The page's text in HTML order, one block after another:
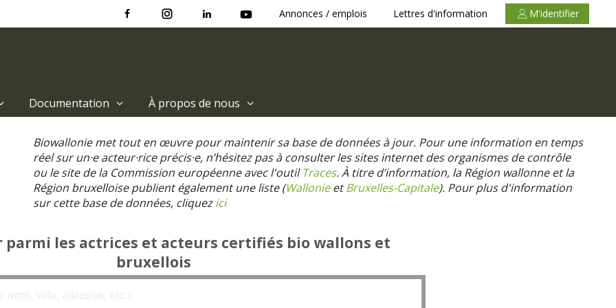
Annonces / emplois Lettres d'information M'identifier
Documentation À propos de nous
Biowallonie met tout en œuvre pour maintenir sa base de données à jour. Pour une information en temps
réel sur un·e acteur·rice précis·e, n’hésitez pas à consulter les sites internet des organismes de contrôle
ou le site de la Commission européenne avec l'outilTraces. À titre d’information, la Région wallonne et la
Région bruxelloise publient également une liste (WallonieetBruxelles-Capitale). Pour plus d'information
sur cette base de données, cliquezici
parmi les actrices et acteurs certifiés bio wallons et
bruxellois